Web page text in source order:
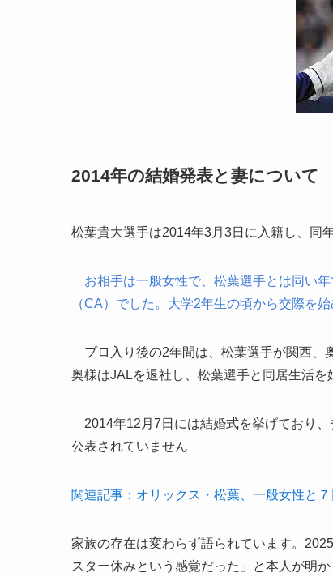
2014年の結婚発表と妻について
松葉貴大選手は2014年3月3日に入籍し、同
お相手は一般女性で、松葉選手とは同い
（CA）でした。大学2年生の頃から交際を
プロ入り後の2年間は、松葉選手が関西、
奥様はJALを退社し、松葉選手と同居生活を
2014年12月7日には結婚式を挙げており
公表されていません
関連記事：オリックス・松葉、一般女性と
家族の存在は変わらず語られています。
スター休みという感覚だった」と本人が明